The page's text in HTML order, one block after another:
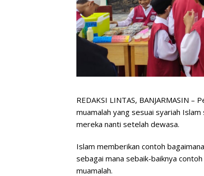
REDAKSI LINTAS, BANJARMASIN
muamalah yang sesuai syariah
mereka nanti setelah dewasa.
Islam memberikan contoh
sebagai mana sebaik-baiknya
muamalah.